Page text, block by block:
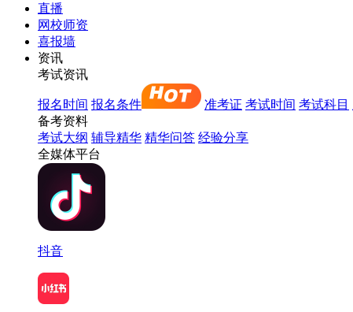
直播
网校师资
喜报墙
资讯
考试资讯
报名时间 报名条件 准考证 考试时间 考试科目
备考资料
考试大纲 辅导精华 精华问答 经验分享
全媒体平台
抖音